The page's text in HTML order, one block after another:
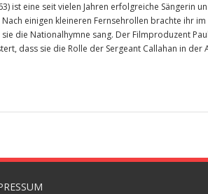
ist eine seit vielen Jahren erfolgreiche Sängerin
einigen kleineren Fernsehrollen brachte ihr
die Nationalhymne sang. Der Filmproduzent
dass sie die Rolle der Sergeant Callahan in